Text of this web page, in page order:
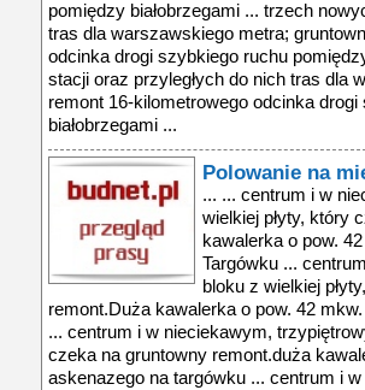
pomiędzy białobrzegami ... trzech
tras dla warszawskiego metra;
odcinka drogi szybkiego ruchu
stacji oraz przyległych do nich tras dla
remont 16-kilometrowego odcinka
białobrzegami ...
Polowanie na
... ... centrum i w
wielkiej płyty, który
kawalerka o pow.
Targówku ...
bloku z wielkiej
remont.Duża kawalerka o pow. 42
... centrum i w nieciekawym,
czeka na gruntowny remont.duża
askenazego na targówku ... centrum i